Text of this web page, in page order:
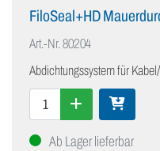
FiloSeal+HD
Art.-Nr.80204
Abdichtungssystem für
Ab Lager lieferbar